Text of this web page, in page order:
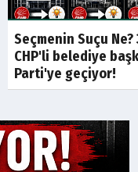
Seçmenin Suçu Ne?
CHP'li belediye
Parti'ye geçiyor!